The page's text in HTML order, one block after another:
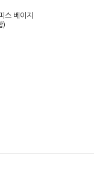
스 베이지
)